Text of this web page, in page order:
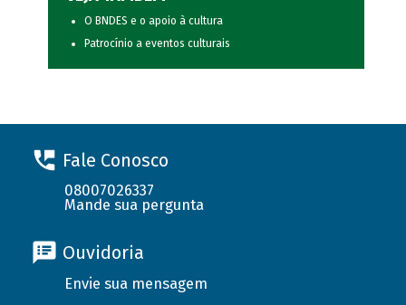
O BNDES e o apoio à cultura
Patrocínio a eventos culturais
Fale Conosco
08007026337
Mande sua pergunta
Ouvidoria
Envie sua mensagem